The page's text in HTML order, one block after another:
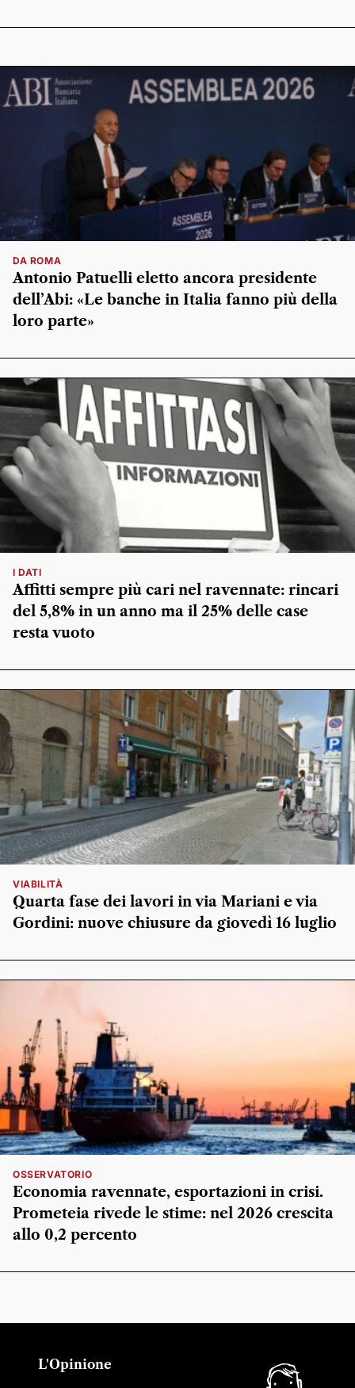
DA ROMA
Antonio Patuelli eletto ancora presidente
dell’Abi: «Le banche in Italia fanno più della
loro parte»
I DATI
Affitti sempre più cari nel ravennate: rincari
del 5,8% in un anno ma il 25% delle case
resta vuoto
VIABILITÀ
Quarta fase dei lavori in via Mariani e via
Gordini: nuove chiusure da giovedì 16 luglio
OSSERVATORIO
Economia ravennate, esportazioni in crisi.
Prometeia rivede le stime: nel 2026 crescita
allo 0,2 percento
L'Opinione